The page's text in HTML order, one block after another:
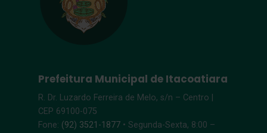
Prefeitura Municipal de Itacoatiara
R. Dr. Luzardo Ferreira de Melo, s/n – Centro |
CEP 69100-075
Fone: (92) 3521-1877 • Segunda-Sexta, 8:00 –